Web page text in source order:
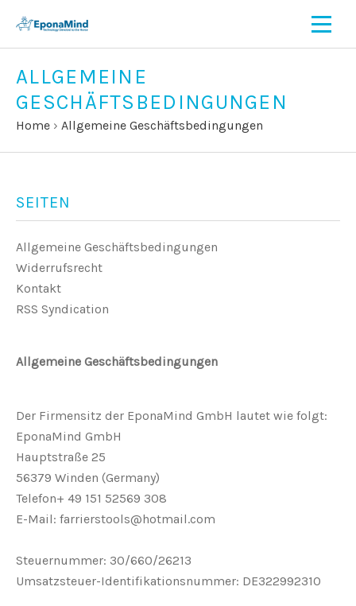
ALLGEMEINE
GESCHÄFTSBEDINGUNGEN
Home › Allgemeine Geschäftsbedingungen
SEITEN
Allgemeine Geschäftsbedingungen
Widerrufsrecht
Kontakt
RSS Syndication
Allgemeine Geschäftsbedingungen
Der Firmensitz der EponaMind GmbH lautet wie folgt:
EponaMind GmbH
Hauptstraße 25
56379 Winden (Germany)
Telefon+ 49 151 52569 308
E-Mail: farrierstools@hotmail.com
Steuernummer: 30/660/26213
Umsatzsteuer-Identifikationsnummer: DE322992310